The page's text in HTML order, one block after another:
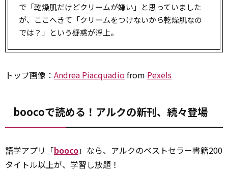
で「乾燥肌だけどクリームが嫌い」と思っていました
が、ここへきて「クリームをつけないから乾燥肌なの
では？」という疑惑が浮上。
トップ画像： Andrea Piacquadiofrom Pexels
boocoで読める！アルクの新刊、続々登場
語学アプリ「booco」なら、アルクのベストセラー書籍200
タイトル以上が、学習し放題！